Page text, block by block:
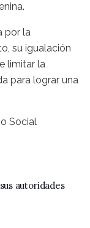
por la
su igualación
limitar la
para lograr una
Social
autoridades